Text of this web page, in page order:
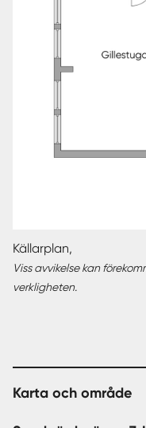
Källarplan,
Viss avvikelse kan
verkligheten.
Karta och område